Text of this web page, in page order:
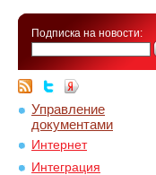
Подписка на новости:
Управление
документами
Интернет
Интеграция